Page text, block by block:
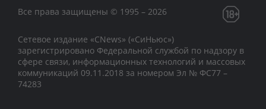
Все права защищены © 1995 – 2026
Сетевое издание «CNews» («СиНьюс»)
зарегистрировано Федеральной службой по надзору в
сфере связи, информационных технологий и массовых
коммуникаций 09.11.2018 за номером Эл № ФС77 –
74283